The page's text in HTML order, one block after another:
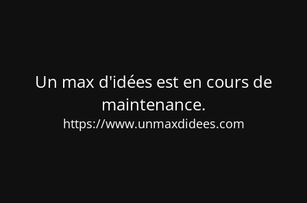
Un max d'idées est en cours de
maintenance.
https://www.unmaxdidees.com